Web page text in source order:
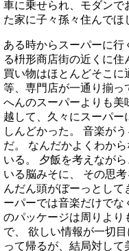
車に乗せられ、モダンで
た家に子々孫々住んでほ
ある時からスーパーに行
る枡形商店街の近くに
買い物はほとんどそこに
等、専門店が一通り揃っ
へんのスーパーよりも美
越して、久々にスーパー
しんどかった。 音楽が
だ。 なんだかよくわか
いる。 夕飯を考えなが
いる脳みそに、 その思
んだん頭がぼーっとして
ーパーでは音楽だけでな
のパッケージは周りより
で、 欲しい情報が一切
って帰るが、結局対して